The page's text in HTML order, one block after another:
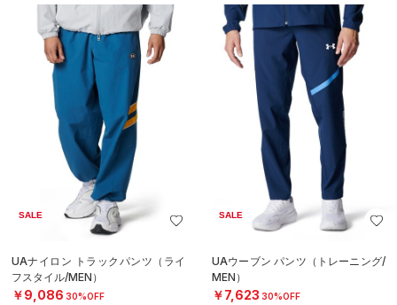
SALE
UAナイロン トラックパンツ（ライ
フスタイル/MEN）
￥9,086 30%OFF
SALE
UAウーブン パンツ（トレーニング/
MEN）
￥7,623 30%OFF